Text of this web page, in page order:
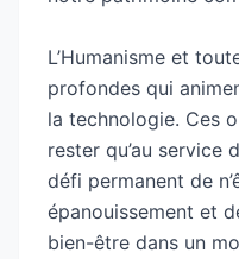
L’Humanisme et
profondes qui
la technologie. Ces
rester qu’au service
défi permanent de
épanouissement et
bien-être dans un